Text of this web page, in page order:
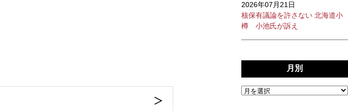
2026年07月21日
核保有議論を許さない 北海道小
樽 小池氏が訴え
月別